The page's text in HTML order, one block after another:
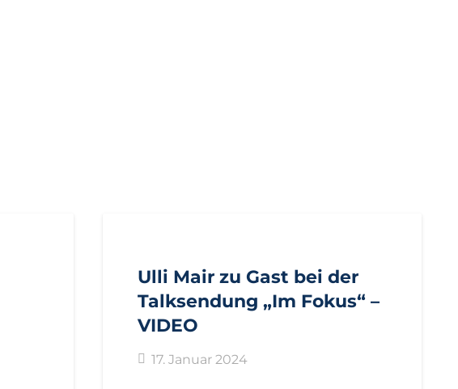
Ulli Mair zu Gast bei der
Talksendung „Im Fokus“ –
VIDEO
17. Januar 2024